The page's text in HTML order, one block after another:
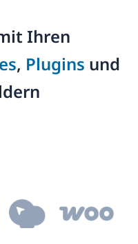
Ihren
, Plugins und